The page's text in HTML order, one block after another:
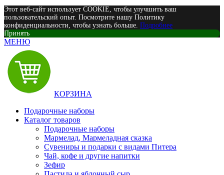
Этот веб-сайт использует COOKIE, чтобы улучшить ваш
пользовательский опыт. Посмотрите нашу Политику
конфиденциальности, чтобы узнать больше. Подробнее
Принять
МЕНЮ
КОРЗИНА
Подарочные наборы
Каталог товаров
Подарочные наборы
Мармелад, Мармеладная сказка
Сувениры и подарки с видами Питера
Чай, кофе и другие напитки
Зефир